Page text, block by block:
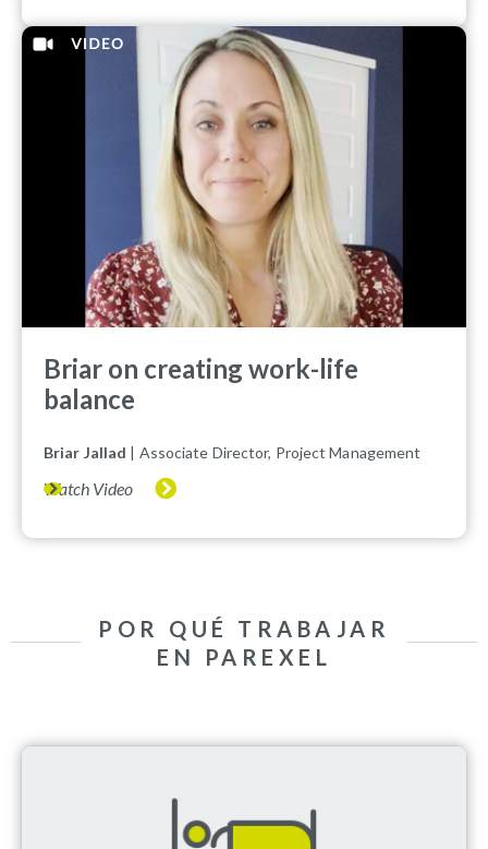
Briar on creating work-life
balance
Briar Jallad | Associate Director, Project Management
Watch Video
POR QUÉ TRABAJAR
EN PAREXEL